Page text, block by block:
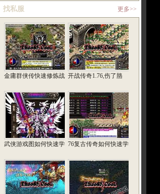
找私服 更多>>
金庸群侠传快速修炼战 开战传奇1.76,伤了胳
武侠游戏图如何快速学 76复古传奇如何快速学